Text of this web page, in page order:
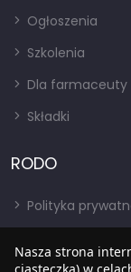
Ogłoszenia
Szkolenia
Dla farmaceuty
Składki
RODO
Polityka
Nasza strona